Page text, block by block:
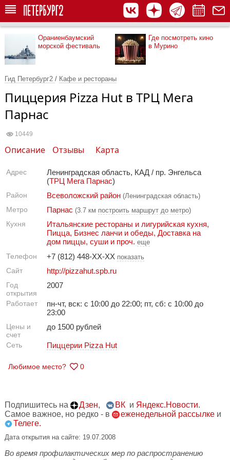
Ораниенбаумский
морской фестиваль
Где посмотреть кино
в Мурино
Гид Петербург2 / Кафе и рестораны
Пиццерия Pizza Hut в ТРЦ Мега
Парнас
10449
Описание Отзывы Карта
Адрес
Ленинградская область, КАД / пр. Энгельса
(ТРЦ Мега Парнас)
Район Всеволожский район (Ленинградская область)
Метро Парнас (3.7 км построить маршрут до метро)
Кухня Итальянские рестораны и лигурийская кухня,
Пицца, Бизнес ланчи и обеды, Доставка на
дом пиццы, суши и проч. еще
Телефон +7 (812) 448-XX-XX показать
Сайт http://pizzahut.spb.ru
Год
открытия
2007
Работает
пн-чт, вск: с 10:00 до 22:00; пт, сб: с 10:00 до
23:00
Цены и
счет
до 1500 рублей
Сеть Пиццерии Pizza Hut
Любимое место? 0
Подпишитесь на Дзен, ВК и Яндекс.Новости.
Самое важное, но редко - в
еженедельной рассылке и
Телеге.
Дата открытия на сайте: 19.07.2008
Во время профилактических мер по распространению